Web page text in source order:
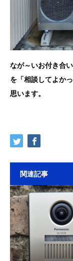
なが～いお付き合
を「相談してよか
思います。
関連記事